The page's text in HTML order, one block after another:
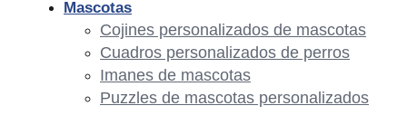
Mascotas
Cojines personalizados de mascotas
Cuadros personalizados de perros
Imanes de mascotas
Puzzles de mascotas personalizados